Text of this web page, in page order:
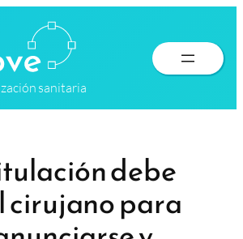
sanitaria
debe
cirujano para